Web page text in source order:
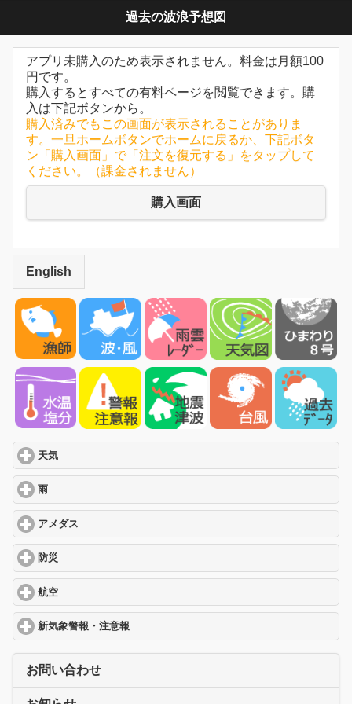
過去の波浪予想図
アプリ未購入のため表示されません。料金は月額100
円です。
購入するとすべての有料ページを閲覧できます。購
入は下記ボタンから。
購入済みでもこの画面が表示されることがありま
す。一旦ホームボタンでホームに戻るか、下記ボタ
ン「購入画面」で「注文を復元する」をタップして
ください。（課金されません）
購入画面
English
天気
雨
アメダス
防災
航空
新気象警報・注意報
お問い合わせ